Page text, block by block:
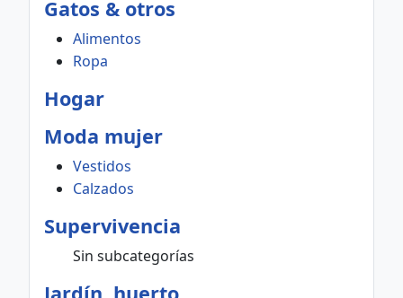
Gatos & otros
Alimentos
Ropa
Hogar
Moda mujer
Vestidos
Calzados
Supervivencia
Sin subcategorías